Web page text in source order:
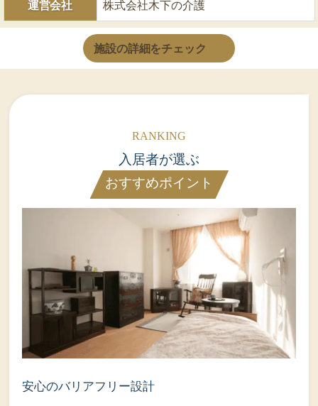
運営会社 株式会社木下の介護
施設の詳細をチェック
入居者が選ぶ
おすすめポイント
安心のバリアフリー設計